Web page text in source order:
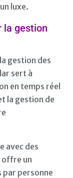
luxe.
la gestion
gestion des
sert à
en temps réel
la gestion de
avec des
offre un
par personne